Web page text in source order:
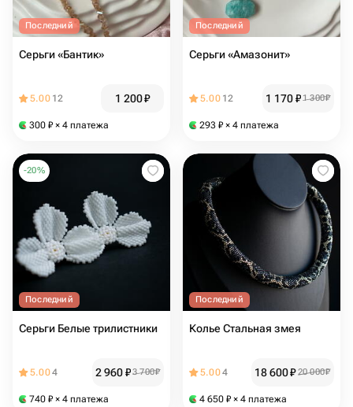
Последний
Серьги «Бантик»
5.00 12 1 200₽
300 ₽ × 4 платежа
Последний
Серьги «Амазонит»
5.00 12 1 170₽1 300₽
293 ₽ × 4 платежа
-20%
Последний
Серьги Белые трилистники
5.004 2 960₽3 700₽
740 ₽ × 4 платежа
Последний
Колье Стальная змея
5.004 18 600₽ 20 000₽
4 650 ₽ × 4 платежа